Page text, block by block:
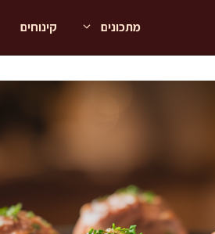
מתכונים קינוחים